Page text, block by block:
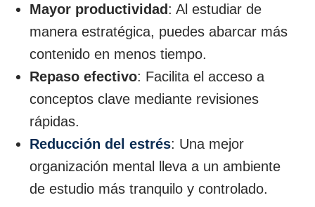
Mayor productividad : Al estudiar de
manera estratégica, puedes abarcar más
contenido en menos tiempo.
Repaso efectivo: Facilita el acceso a
conceptos clave mediante revisiones
rápidas.
Reducción del estrés: Una mejor
organización mental lleva a un ambiente
de estudio más tranquilo y controlado.